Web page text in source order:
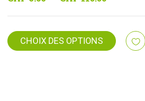
CHF 6.00
CHOIX DES OPTIONS